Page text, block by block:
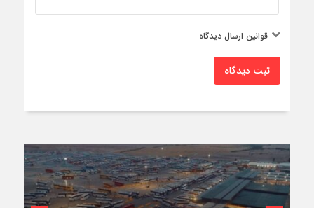
قوانین ارسال دیدگاه
ثبت دیدگاه